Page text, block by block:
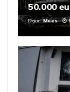
50.000
Door Mees